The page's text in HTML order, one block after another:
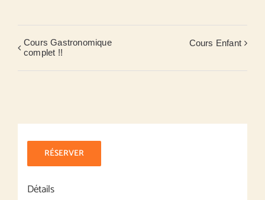
Cours Gastronomique
complet !!
Cours Enfant
RÉSERVER
Détails